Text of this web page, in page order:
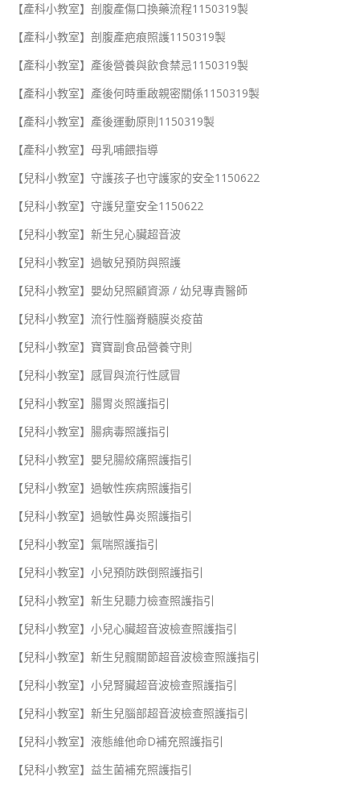
【產科小教室】剖腹產傷口換藥流程1150319製
【產科小教室】剖腹產疤痕照護1150319製
【產科小教室】產後營養與飲食禁忌1150319製
【產科小教室】產後何時重啟親密關係1150319製
【產科小教室】產後運動原則1150319製
【產科小教室】母乳哺餵指導
【兒科小教室】守護孩子也守護家的安全1150622
【兒科小教室】守護兒童安全1150622
【兒科小教室】新生兒心臟超音波
【兒科小教室】過敏兒預防與照護
【兒科小教室】嬰幼兒照顧資源 / 幼兒專責醫師
【兒科小教室】流行性腦脊髓膜炎疫苗
【兒科小教室】寶寶副食品營養守則
【兒科小教室】感冒與流行性感冒
【兒科小教室】腸胃炎照護指引
【兒科小教室】腸病毒照護指引
【兒科小教室】嬰兒腸絞痛照護指引
【兒科小教室】過敏性疾病照護指引
【兒科小教室】過敏性鼻炎照護指引
【兒科小教室】氣喘照護指引
【兒科小教室】小兒預防跌倒照護指引
【兒科小教室】新生兒聽力檢查照護指引
【兒科小教室】小兒心臟超音波檢查照護指引
【兒科小教室】新生兒髖關節超音波檢查照護指引
【兒科小教室】小兒腎臟超音波檢查照護指引
【兒科小教室】新生兒腦部超音波檢查照護指引
【兒科小教室】液態維他命D補充照護指引
【兒科小教室】益生菌補充照護指引